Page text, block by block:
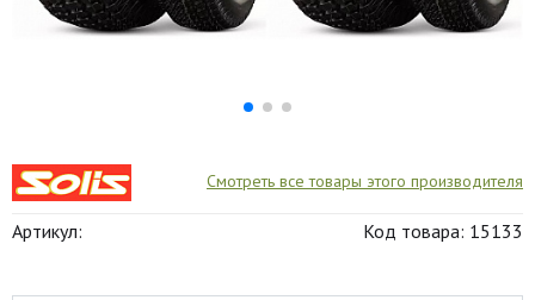
Смотреть все товары этого производителя
Артикул: Код товара: 15133